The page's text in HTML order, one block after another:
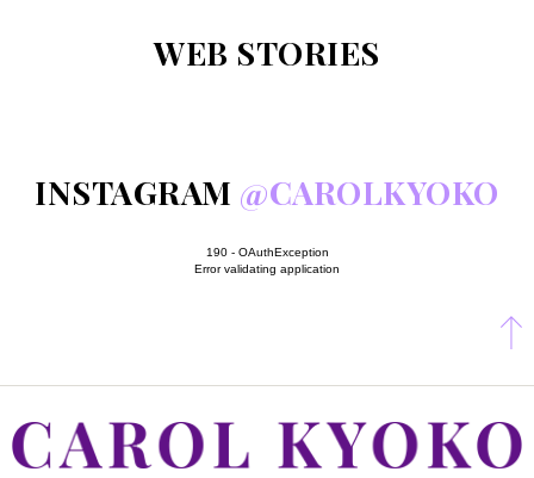
WEB STORIES
INSTAGRAM @CAROLKYOKO
190 - OAuthException
Error validating application